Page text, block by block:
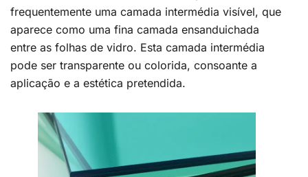
frequentemente uma camada intermédia visível, que
aparece como uma fina camada ensanduichada
entre as folhas de vidro. Esta camada intermédia
pode ser transparente ou colorida, consoante a
aplicação e a estética pretendida.